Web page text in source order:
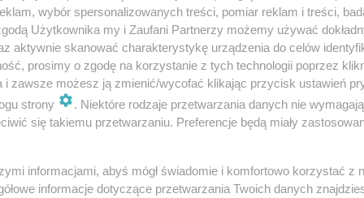
teatralne. O godzinie 19.00 Grupa
wybór spersonalizowanych treści, pomiar reklam i treści,
Użytkownika my i Zaufani Partnerzy możemy używać
aktywnie skanować charakterystykę urządzenia do celów
prosimy o zgodę na korzystanie z tych technologii poprzez
i zawsze możesz ją zmienić/wycofać klikając przycisk ustawień
strony
. Niektóre rodzaje przetwarzania danych nie
się takiemu przetwarzaniu. Preferencje będą miały
informacjami, abyś mógł świadomie i komfortowo korzystać z
informacje dotyczące przetwarzania Twoich danych